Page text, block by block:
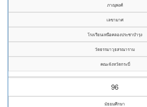
ภาณุพงศ์
เลขามาศ
โรงเรียนเหนือคลองประชาบำรุง
วัดธรรมาวุธสรณาราม
คณะจังหวัดกระบี่
96
มัธยมศึกษา